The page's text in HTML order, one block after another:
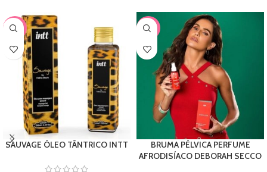
-15%
SAUVAGE ÓLEO TÂNTRICO INTT
-26%
BRUMA PÉLVICA PERFUME
AFRODISÍACO DEBORAH SECCO